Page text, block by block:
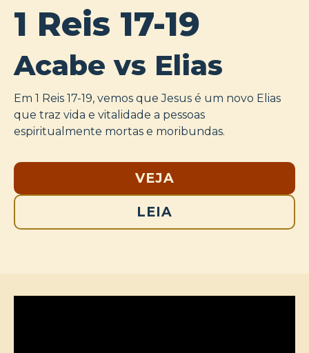
1 Reis 17-19
Acabe vs Elias
Em 1 Reis 17-19, vemos que Jesus é um novo Elias
que traz vida e vitalidade a pessoas
espiritualmente mortas e moribundas.
VEJA
LEIA